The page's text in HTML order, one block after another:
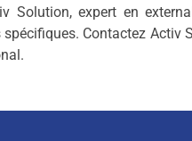
Solution, expert en
Contactez Activ